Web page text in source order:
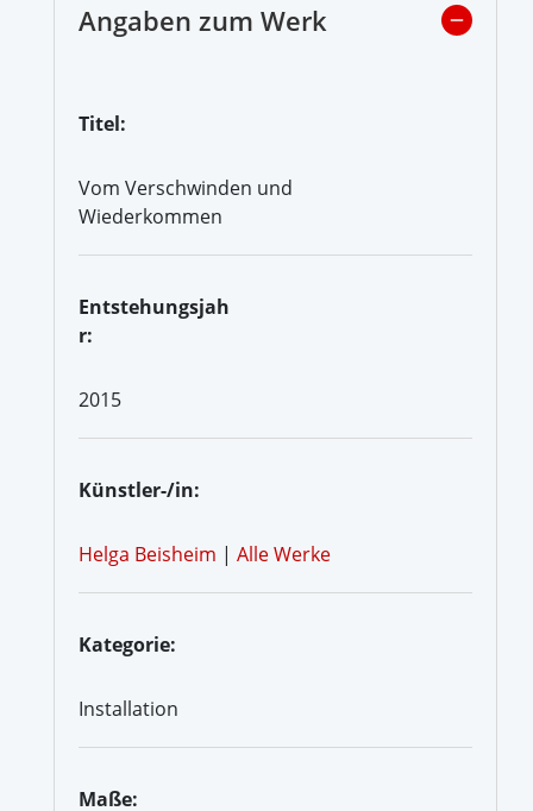
Angaben zum Werk
Titel:
Vom Verschwinden und
Wiederkommen
Entstehungsjah
r:
2015
Künstler-/in:
Helga Beisheim | Alle Werke
Kategorie:
Installation
Maße: